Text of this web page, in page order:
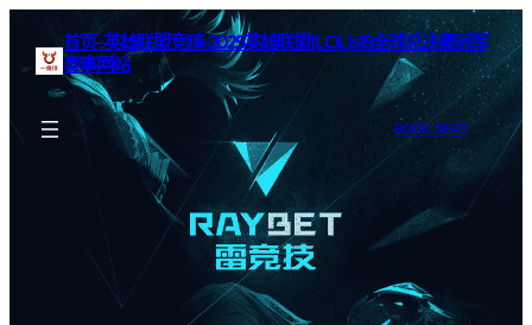
首页–英雄联盟竞猜-2025英雄联盟(LOL)s15全球总决赛冠军
赛事网站
BOOK SEAT